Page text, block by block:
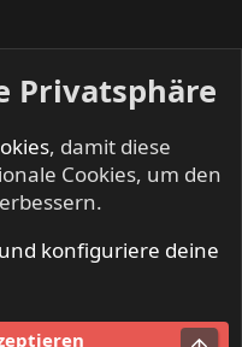
Privatsphäre
, damit diese
Cookies, um den
konfiguriere deine